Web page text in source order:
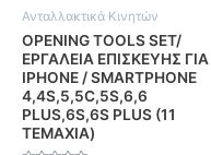
Ανταλλακτικά Κινητών
OPENING TOOLS SET/
ΕΡΓΑΛΕΙΑ ΕΠΙΣΚΕΥΗΣ ΓΙΑ
IPHONE / SMARTPHONE
4,4S,5,5C,5S,6,6
PLUS,6S,6S PLUS (11
ΤΕΜΑΧΙΑ)